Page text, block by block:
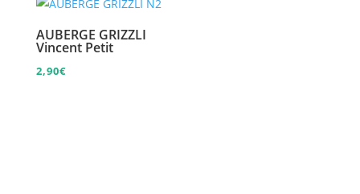
AUBERGE GRIZZLI
Vincent Petit
2,90€